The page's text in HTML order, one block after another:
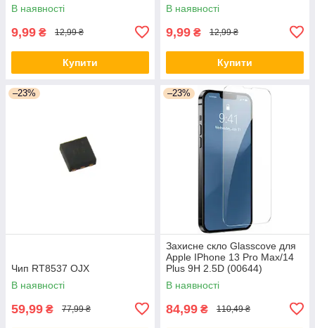
В наявності
9,99 ₴ 12,99 ₴
Купити
В наявності
9,99 ₴ 12,99 ₴
Купити
–23%
Чип RT8537 OJX
В наявності
59,99 ₴ 77,99 ₴
–23%
Захисне скло Glasscove для
Apple IPhone 13 Pro Max/14
Plus 9H 2.5D (00644)
В наявності
84,99 ₴ 110,49 ₴